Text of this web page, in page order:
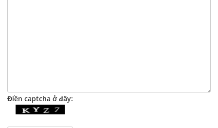
Điền captcha ở đây: